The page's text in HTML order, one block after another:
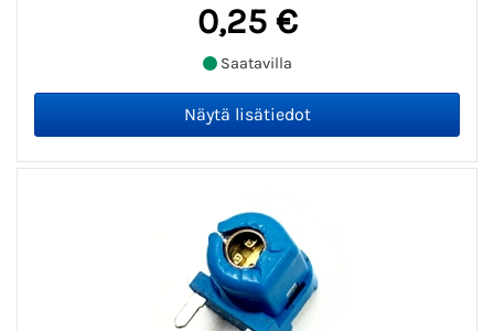
0,25 €
Saatavilla